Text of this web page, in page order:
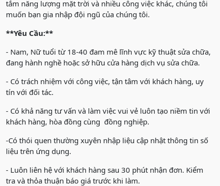
tắm năng lượng mặt trời và nhiều công việc khác, chúng tôi
muốn bạn gia nhập đội ngũ của chúng tôi.
**Yêu Cầu:**
- Nam, Nữ tuổi từ 18-40 đam mê lĩnh vực kỹ thuật sửa chữa,
đang hành nghề hoặc sở hữu cửa hàng dịch vụ sửa chữa.
- Có trách nhiệm với công việc, tận tâm với khách hàng, uy
tín với đối tác.
- Có khả năng tư vấn và làm việc vui vẻ luôn tạo niềm tin với
khách hàng, hòa đồng cùng đồng nghiệp.
-Có thói quen thường xuyên nhập liệu cập nhật thông tin số
liệu trên ứng dụng.
- Luôn liên hệ với khách hàng sau 30 phút nhận đơn. Kiểm
tra và thỏa thuận báo giá trước khi làm.